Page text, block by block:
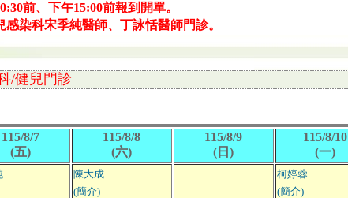
前、下午15:00前報到開單。
染科宋季純醫師、丁詠恬醫師門診。
/健兒門診
115/8/7
(五)
115/8/8
(六)
115/8/9
(日)
115/8/10
(一)
陳大成
(簡介)
柯婷蓉
(簡介)